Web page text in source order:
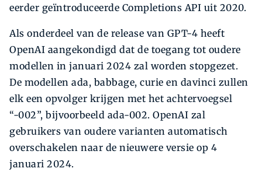
eerder geïntroduceerde Completions API uit 2020.
Als onderdeel van de release van GPT-4 heeft
OpenAI aangekondigd dat de toegang tot oudere
modellen in januari 2024 zal worden stopgezet.
De modellen ada, babbage, curie en davinci zullen
elk een opvolger krijgen met het achtervoegsel
“-002”, bijvoorbeeld ada-002. OpenAI zal
gebruikers van oudere varianten automatisch
overschakelen naar de nieuwere versie op 4
januari 2024.